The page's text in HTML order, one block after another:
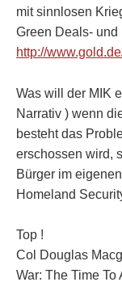
mit sinnlosen
Green Deals-
http://
Was will der MIK
Narrativ ) wenn
besteht das
erschossen wird,
Bürger im
Homeland
Top !
Col Douglas
War: The Time To